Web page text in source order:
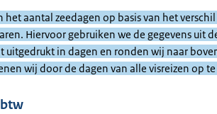
het aantal zeedagen op basis van het
Hiervoor gebruiken we de gegevens uit
uitgedrukt in dagen en ronden wij naar
wij door de dagen van alle visreizen op